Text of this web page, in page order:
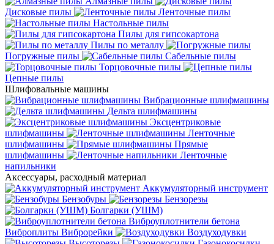
Дисковые пилы
Ленточные пилы
Настольные пилы
Пилы для гипсокартона
Пилы по металлу
Погружные пилы
Сабельные пилы
Торцовочные пилы
Цепные пилы
Шлифовальные машины
Вибрационные шлифмашины
Дельта шлифмашины
Эксцентриковые
шлифмашины
Ленточные
шлифмашины
Прямые
шлифмашины
Ленточные
напильники
Аксессуары, расходный материал
Аккумуляторный инструмент
Бензобуры
Бензорезы
Болгарки (УШМ)
Виброуплотнители бетона
Виброплиты Виброрейки
Воздуходувки